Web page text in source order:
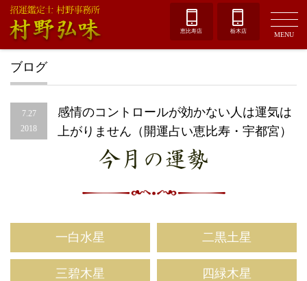
恵比寿店 栃木店 MENU
ブログ
7.27
2018
感情のコントロールが効かない人は運気は
上がりません（開運占い恵比寿・宇都宮）
今月の運勢
一白水星 二黒土星
三碧木星 四緑木星